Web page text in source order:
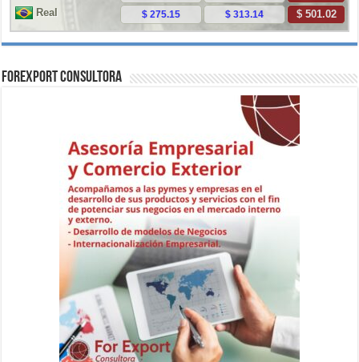
ForExport Consultora